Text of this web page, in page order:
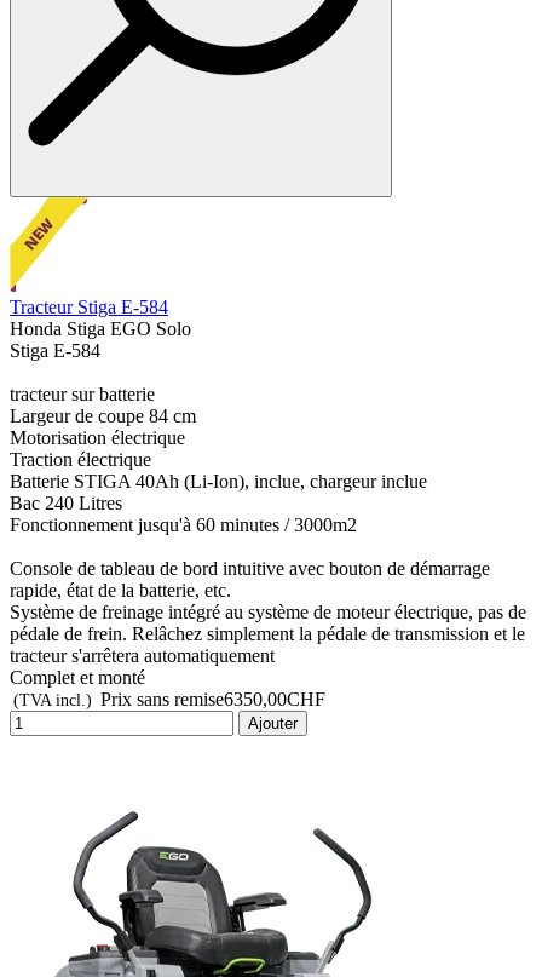
Tracteur Stiga E-584
Honda Stiga EGO Solo
Stiga E-584
tracteur sur batterie
Largeur de coupe 84 cm
Motorisation électrique
Traction électrique
Batterie STIGA 40Ah (Li-Ion), inclue, chargeur inclue
Bac 240 Litres
Fonctionnement jusqu'à 60 minutes / 3000m2
Console de tableau de bord intuitive avec bouton de démarrage
rapide, état de la batterie, etc.
Système de freinage intégré au système de moteur électrique, pas de
pédale de frein. Relâchez simplement la pédale de transmission et le
tracteur s'arrêtera automatiquement
Complet et monté
(TVA incl.) Prix sans remise6350,00CHF
Ajouter